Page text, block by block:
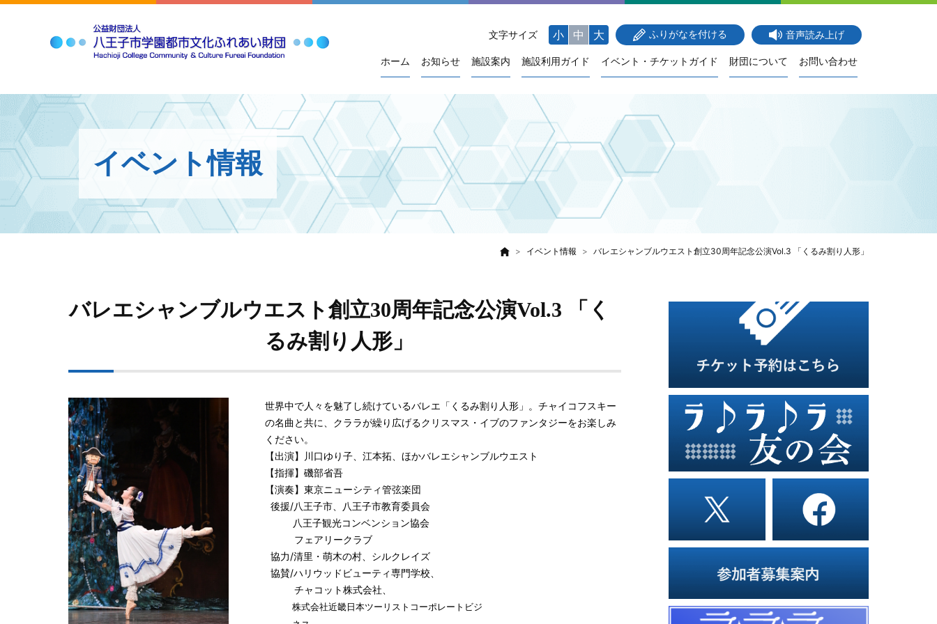
文字サイズ 小 中 大 ふりがなを付ける 音声読み上げ
ホーム お知らせ 施設案内 施設利用ガイド イベント・チケットガイド 財団について お問い合わせ
イベント情報
イベント情報 バレエシャンブルウエスト創立30周年記念公演Vol.3 「くるみ割り人形」
バレエシャンブルウエスト創立30周年記念公演Vol.3 「く
るみ割り人形」
世界中で人々を魅了し続けているバレエ「くるみ割り人形」。チャイコフスキー
の名曲と共に、クララが繰り広げるクリスマス・イブのファンタジーをお楽しみ
ください。
【出演】川口ゆり子、江本拓、ほかバレエシャンブルウエスト
【指揮】磯部省吾
【演奏】東京ニューシティ管弦楽団
後援/八王子市、八王子市教育委員会
八王子観光コンベンション協会
フェアリークラブ
協力/清里・萌木の村、シルクレイズ
協賛/ハリウッドビューティ専門学校、
チャコット株式会社、
株式会社近畿日本ツーリストコーポレートビジ